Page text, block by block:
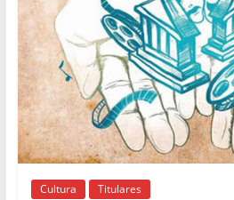
Cultura Titulares